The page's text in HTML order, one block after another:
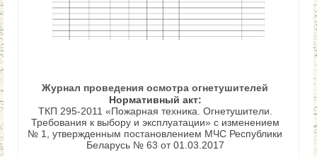
Журнал проведения осмотра огнетушителей
Нормативный акт:
ТКП 295-2011 «Пожарная техника. Огнетушители.
Требования к выбору и эксплуатации» с изменением
№ 1, утвержденным постановлением МЧС Республики
Беларусь № 63 от 01.03.2017